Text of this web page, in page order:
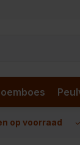
op voorraad